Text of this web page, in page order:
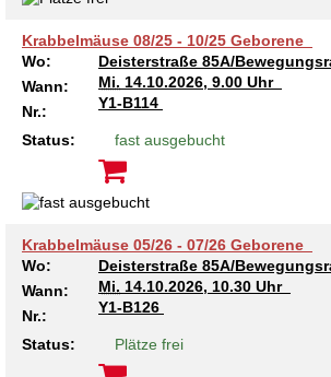
Kindertagesstätte
Kindertagesstätte Schneiderberg
Kindertagesstätte Sylter Weg
Kindertagesstätte Tresckowstraße
Kindertagesstätte Voltmerstraße
Kindertagesstätte Langes Feld
Offene Sprach-Sprechstunde
Kindertagesstätte Moorlilienweg /
Familienzentrum
Kindertagesstätte Mühenkamp /
Kindertagesstätte Petermannstraße
Familienzentrum
Kindertagesstätte Pfarrlandplatz
Krabbelmäuse 08/25 - 10/25 Geborene
Wo:
Deisterstraße 85A/
Wann:
Mi. 14.10.2026, 9.00 Uhr
Nr.:
Y1-B114
Status: fast ausgebucht
Krabbelmäuse 05/26 - 07/26 Geborene
Wo:
Deisterstraße 85A/
Wann:
Mi. 14.10.2026, 10.30 Uhr
Nr.:
Y1-B126
Status: Plätze frei